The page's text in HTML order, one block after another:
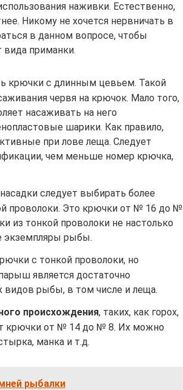
наживки. Естественно,
Никому не хочется нервничать в
в данном вопросе, чтобы
вида приманки.
крючки с длинным цевьем. Такой
червя на крючок. Мало того,
насаживать на него
шарики. Как правило,
при лове леща. Следует
чем меньше номер крючка,
следует выбирать более
проволоки. Это крючки от № 16 до №
из тонкой проволоки не настолько
экземпляры рыбы.
с тонкой проволоки, но
является достаточно
рыбы, в том числе и леща.
происхождения, таких, как горох,
крючки от № 14 до № 8. Их можно
манка и т.д.
рыбалки